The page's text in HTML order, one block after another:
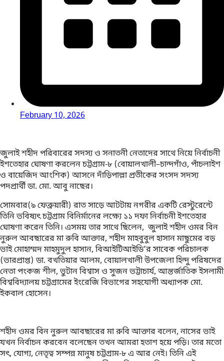
February 10, 2026
জুলাই শহীদ পরিবারের সদস্য ও সনাতনী নেতাদের সাথে নিয়ে নির্বাচনী
ইশতেহার ঘোষণা করলেন চট্টগ্রাম-৮ (বোয়ালখালী–চান্দগাঁও, পাঁচলাইশ
ও বায়েজিদ আংশিক) আসনে দাঁড়িপাল্লা প্রতীকের সংসদ সদস্য
পদপ্রার্থী ডা. মো. আবু নাছের।
সোমবার(৯ ফেব্রুয়ারী) রাত সাড়ে আটটায় নগরীর একটি রেস্টুরেন্টে
তিনি ভবিষ্যৎ চট্টগ্রাম বিনির্মানের লক্ষ্যে ১১ দফা নির্বাচনী ইশতেহার
ঘোষণা করেন তিনি। এসময় তার সাথে ছিলেন, জুলাই শহীদ ওমর বিন
নুরুল আবছারের মা রুবি আক্তার, শহীদ মাহবুবুল হাসান মাছুমের বড়
ভাই মোহাম্মদ মাহমুদুল হাসান, বিআইটিআইডি’র সাবেক পরিচালক
(ভারপ্রাপ্ত) ডা. বখতিয়ার আলম, বোয়ালখালী উপজেলা হিন্দু পরিষদের
নেতা পংকজ শীল, ভুটান বিশ্বাস ও সুজন ভট্টাচার্য, আন্তর্জাতিক ইসলামী
বিশ্ববিদ্যালয় চট্টগ্রামের ইংরেজি বিভাগের সহযোগী অধ্যাপক মো.
ইকবাল হোসেন।
শহীদ ওমর বিন নুরুল আবছারের মা রুবি আক্তার বলেন, নাসের ভাই
যখন নির্বাচন করবেন বলেছেন তখন আমরা হতাশ হয়ে পড়ি। তার মতো
সৎ, যোগ্য, নেতৃত্ব সম্পন্ন মানুষ চট্টগ্রাম-৮ এ আর নেই। তিনি এই